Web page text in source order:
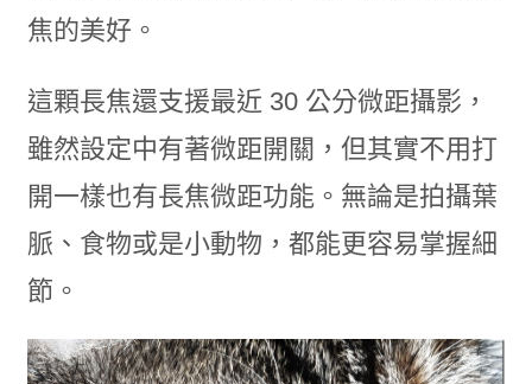
焦的美好。
這顆長焦還支援最近 30 公分微距攝影，
雖然設定中有著微距開關，但其實不用打
開一樣也有長焦微距功能。無論是拍攝葉
脈、食物或是小動物，都能更容易掌握細
節。